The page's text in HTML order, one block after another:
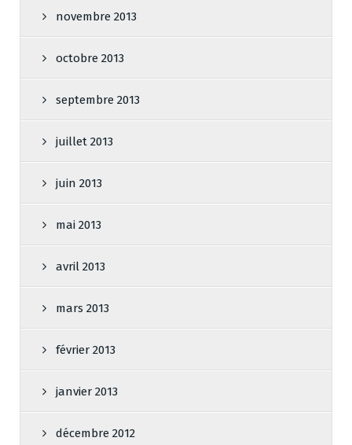
novembre 2013
octobre 2013
septembre 2013
juillet 2013
juin 2013
mai 2013
avril 2013
mars 2013
février 2013
janvier 2013
décembre 2012